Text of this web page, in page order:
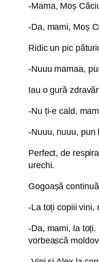
-Mama, Moș
-Da, mami, Moș
Ridic un pic
-Nuuu mamaa,
Iau o gură
-Nu ți-e cald,
-Nuuu, nuuu, pun
Perfect, de
urechi.
Gogoașă
-La toți copiii vini,
-Da, mami, la toți.
vorbească